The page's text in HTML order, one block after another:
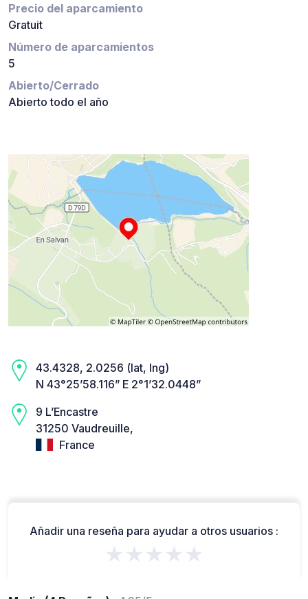
Precio del aparcamiento
Gratuit
Número de aparcamientos
5
Abierto/Cerrado
Abierto todo el año
43.4328, 2.0256 (lat, lng)
N 43°25’58.116” E 2°1’32.0448”
9 L’Encastre
31250 Vaudreuille,
France
Añadir una reseña para ayudar a otros usuarios :
★★★★★